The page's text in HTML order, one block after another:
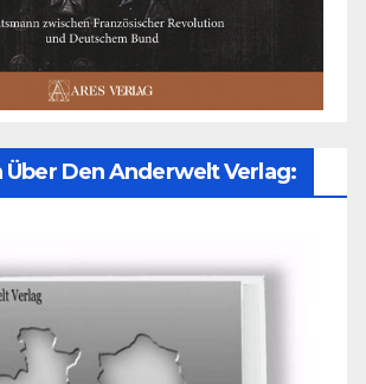
Über Den Anderwelt Verlag: